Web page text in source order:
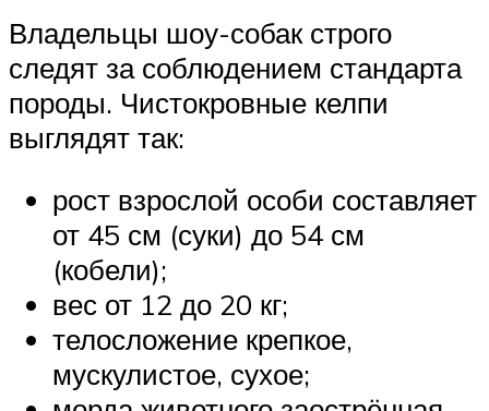
Владельцы шоу-собак строго
следят за соблюдением стандарта
породы. Чистокровные келпи
выглядят так:
рост взрослой особи составляет
от 45 см (суки) до 54 см
(кобели);
вес от 12 до 20 кг;
телосложение крепкое,
мускулистое, сухое;